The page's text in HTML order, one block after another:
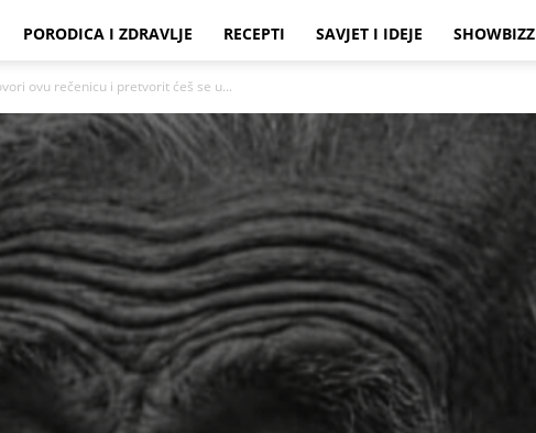
PORODICA I ZDRAVLJE RECEPTI SAVJET I IDEJE SHOWBIZZ
ovu rečenicu i pretvorit ćeš se u...